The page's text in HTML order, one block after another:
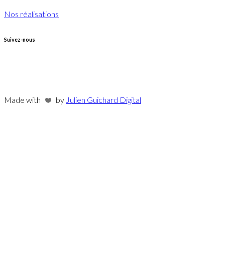
Nos réalisations
Suivez-nous
Made with by Julien Guichard Digital